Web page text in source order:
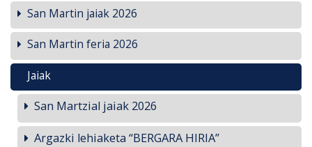
San Martin jaiak 2026
San Martin feria 2026
Jaiak
San Martzial jaiak 2026
Argazki lehiaketa “BERGARA HIRIA”